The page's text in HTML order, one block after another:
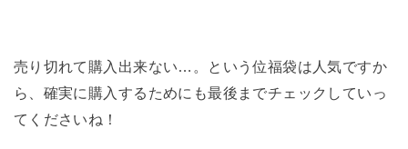
売り切れて購入出来ない…。という位福袋は人気ですか
ら、確実に購入するためにも最後までチェックしていっ
てくださいね！